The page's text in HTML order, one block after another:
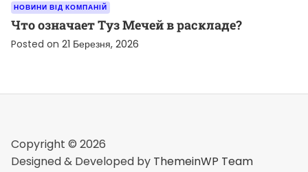
НОВИНИ ВІД КОМПАНІЙ
Что означает Туз Мечей в раскладе?
Posted on 21 Березня, 2026
Copyright © 2026
Designed & Developed by ThemeinWP Team